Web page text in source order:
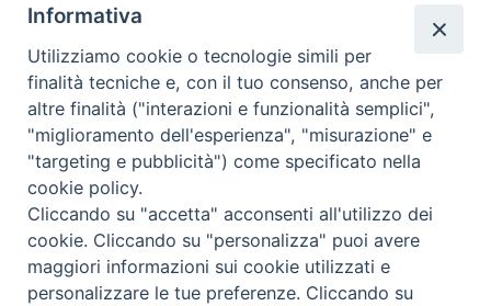
Responsabile segreteria organizzativa, tecnico, amministrativa,
comunicazione, grafica, social&web, Info in rete:
Fabiana Alario
Via Lungotevere dei Vallati, 10 - 00186 Roma
Tel. 3755457540
email:retinoperaroma@gmail.com -segreteria@retinopera.it
© Copyright 2012-2020
Informativa
Utilizziamo cookie o tecnologie simili per
finalità tecniche e, con il tuo consenso, anche per
altre finalità ("interazioni e funzionalità semplici",
"miglioramento dell'esperienza", "misurazione" e
"targeting e pubblicità") come specificato nella
cookie policy.
Cliccando su "accetta" acconsenti all'utilizzo dei
cookie. Cliccando su "personalizza" puoi avere
maggiori informazioni sui cookie utilizzati e
personalizzare le tue preferenze. Cliccando su